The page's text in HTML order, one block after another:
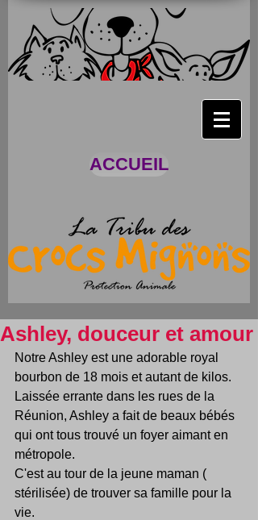
ACCUEIL
Ashley, douceur et amour
Notre Ashley est une adorable royal
bourbon de 18 mois et autant de kilos.
Laissée errante dans les rues de la
Réunion, Ashley a fait de beaux bébés
qui ont tous trouvé un foyer aimant en
métropole.
C'est au tour de la jeune maman (
stérilisée) de trouver sa famille pour la
vie.